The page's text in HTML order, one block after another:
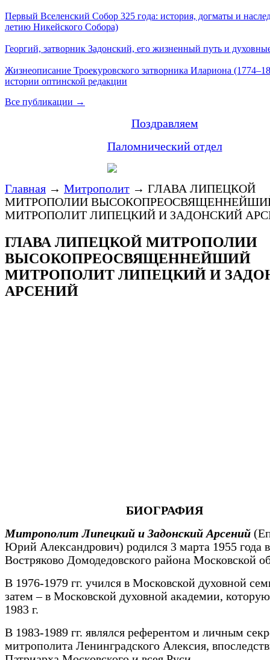
Первый Вселенский Собор 325 года: история, догматы и
летию Никейского Собора)
Георгий, затворник Задонский, его жизненный путь и
Жизнеописание Троекуровского затворника Илариона
истории оптинской редакции
Все публикации →
Поздравляем
Паломнический отдел
Главная → Митрополит → ГЛАВА ЛИПЕЦКОЙ
МИТРОПОЛИИ
МИТРОПОЛИТ ЛИПЕЦКИЙ И ЗАДОНСКИЙ
ГЛАВА ЛИПЕЦКОЙ МИТРОПОЛИИ
ВЫСОКОПРЕОСВЯЩЕННЕЙШИЙ
МИТРОПОЛИТ ЛИПЕЦКИЙ И
АРСЕНИЙ
БИОГРАФИЯ
Митрополит Липецкий и Задонский Арсений
Юрий Александрович) родился 3 марта 1955 года
Востряково Домодедовского района Московской
В 1976-1979 гг. учился в Московской духовной
затем – в Московской духовной академии,
1983 г.
В 1983-1989 гг. являлся референтом и личным
митрополита Ленинградского Алексия,